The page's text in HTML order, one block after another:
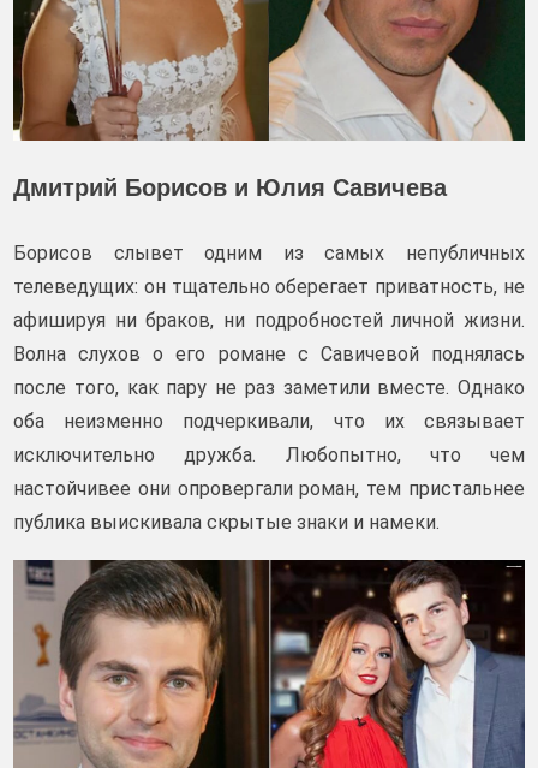
Дмитрий Борисов и Юлия Савичева
Борисов слывет одним из самых непубличных
телеведущих: он тщательно оберегает приватность, не
афишируя ни браков, ни подробностей личной жизни.
Волна слухов о его романе с Савичевой поднялась
после того, как пару не раз заметили вместе. Однако
оба неизменно подчеркивали, что их связывает
исключительно дружба. Любопытно, что чем
настойчивее они опровергали роман, тем пристальнее
публика выискивала скрытые знаки и намеки.